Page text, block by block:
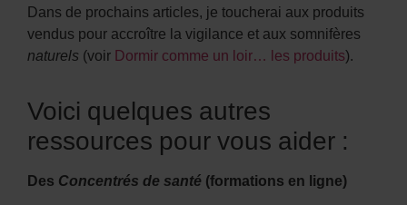
Dans de prochains articles, je toucherai aux produits
vendus pour accroître la vigilance et aux somnifères
naturels (voir Dormir comme un loir… les produits).
Voici quelques autres
ressources pour vous aider :
Des Concentrés de santé (formations en ligne)